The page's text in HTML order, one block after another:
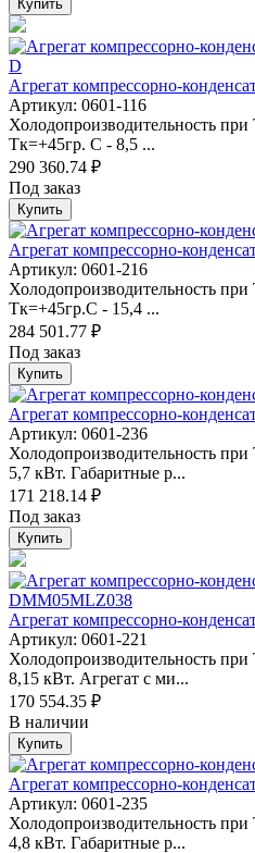
Купить
Агрегат компрессорно-
Артикул: 0601-116
Холодопроизводительность
Тк=+45гр. С - 8,5 ...
290 360.74 ₽
Под заказ
Купить
Агрегат компрессорно-
Артикул: 0601-216
Холодопроизводительность
Тк=+45гр.С - 15,4 ...
284 501.77 ₽
Под заказ
Купить
Агрегат компрессорно-
Артикул: 0601-236
Холодопроизводительность
5,7 кВт. Габаритные р...
171 218.14 ₽
Под заказ
Купить
Агрегат компрессорно-
Артикул: 0601-221
Холодопроизводительность
8,15 кВт. Агрегат с ми...
170 554.35 ₽
В наличии
Купить
Агрегат компрессорно-
Артикул: 0601-235
Холодопроизводительность
4,8 кВт. Габаритные р...